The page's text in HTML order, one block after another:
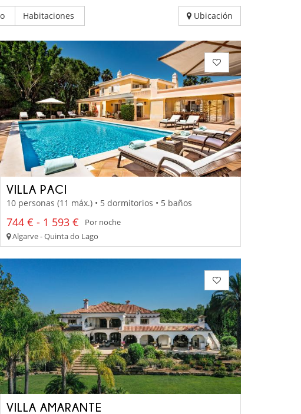
Habitaciones Ubicación
VILLA PACI
10 personas (11 máx.) • 5 dormitorios • 5 baños
744 € - 1 593 €
Por noche
Algarve - Quinta do Lago
VILLA AMARANTE